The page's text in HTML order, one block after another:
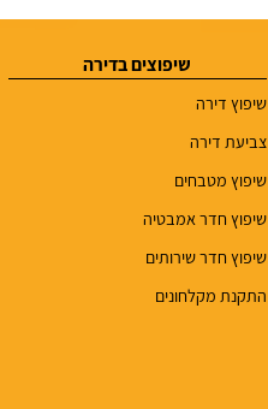
שיפוצים בדירה
שיפוץ דירה
צביעת דירה
שיפוץ מטבחים
שיפוץ חדר אמבטיה
שיפוץ חדר שירותים
התקנת מקלחונים